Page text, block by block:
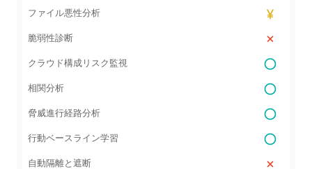
ファイル悪性分析
脆弱性診断
クラウド構成リスク監視
相関分析
脅威進行経路分析
行動ベースライン学習
自動隔離と遮断